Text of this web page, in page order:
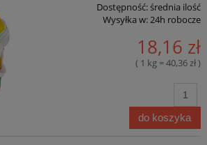
Dostępność:średnia ilość
Wysyłka w:24h robocze
18,16 zł
( 1 kg = 40,36 zł )
do koszyka